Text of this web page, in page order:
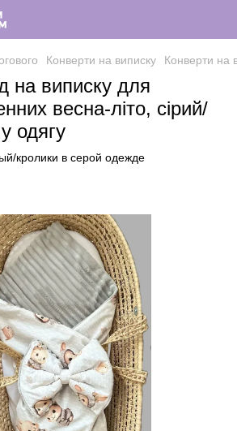
Конверти на виписку Конверти на
на виписку для
весна-літо, сірий/
одягу
кролики в серой одежде